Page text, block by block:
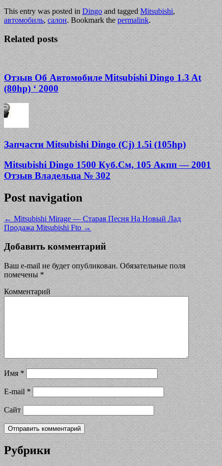
This entry was posted inDingoand taggedMitsubishi,
автомобиль,салон. Bookmark thepermalink.
Related posts
Отзыв Об Автомобиле Mitsubishi Dingo 1.3 At
(80hp) ‘ 2000
Запчасти Mitsubishi Dingo (Cj) 1.5i (105hp)
Mitsubishi Dingo 1500 Куб.См, 105 Акпп — 2001
Отзыв Владельца № 302
Post navigation
← Mitsubishi Mirage — Старая Песня На Новый Лад
Продажа Mitsubishi Fto→
Добавить комментарий
Ваш e-mail не будет опубликован. Обязательные поля
помечены*
Комментарий
Имя*
E-mail *
Сайт
Рубрики